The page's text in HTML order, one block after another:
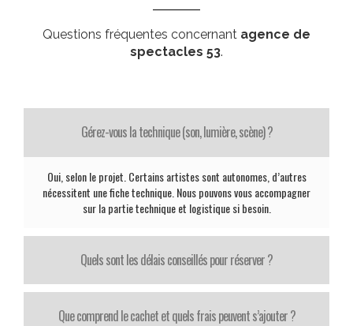
Questions fréquentes concernant agence de
spectacles 53.
Gérez-vous la technique (son, lumière, scène) ?
Oui, selon le projet. Certains artistes sont autonomes, d’autres
nécessitent une fiche technique. Nous pouvons vous accompagner
sur la partie technique et logistique si besoin.
Quels sont les délais conseillés pour réserver ?
Que comprend le cachet et quels frais peuvent s’ajouter ?